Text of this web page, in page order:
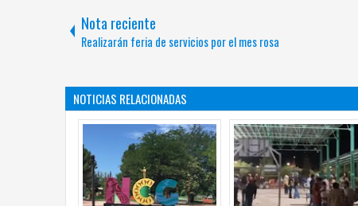
Nota reciente
Realizarán feria de servicios por el mes rosa
NOTICIAS RELACIONADAS